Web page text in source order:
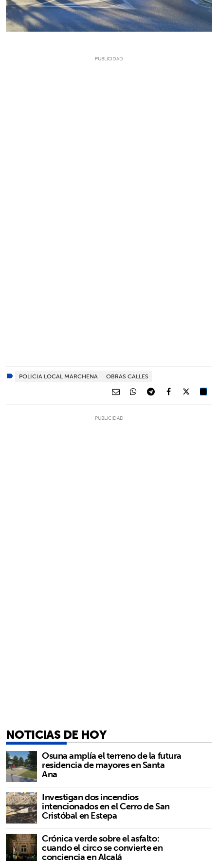
POLICIA LOCAL MARCHENA OBRAS CALLES
NOTICIAS DE HOY
Osuna amplía el terreno de la futura
residencia de mayores en Santa
Ana
Investigan dos incendios
intencionados en el Cerro de San
Cristóbal en Estepa
Crónica verde sobre el asfalto:
cuando el circo se convierte en
conciencia en Alcalá